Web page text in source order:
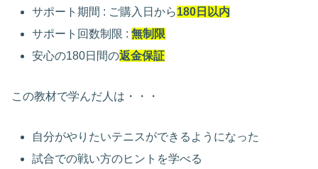
サポート期間 : ご購入日から180日以内
サポート回数制限 :無制限
安心の180日間の返金保証
この教材で学んだ人は・・・
自分がやりたいテニスができるようになった
試合での戦い方のヒントを学べる